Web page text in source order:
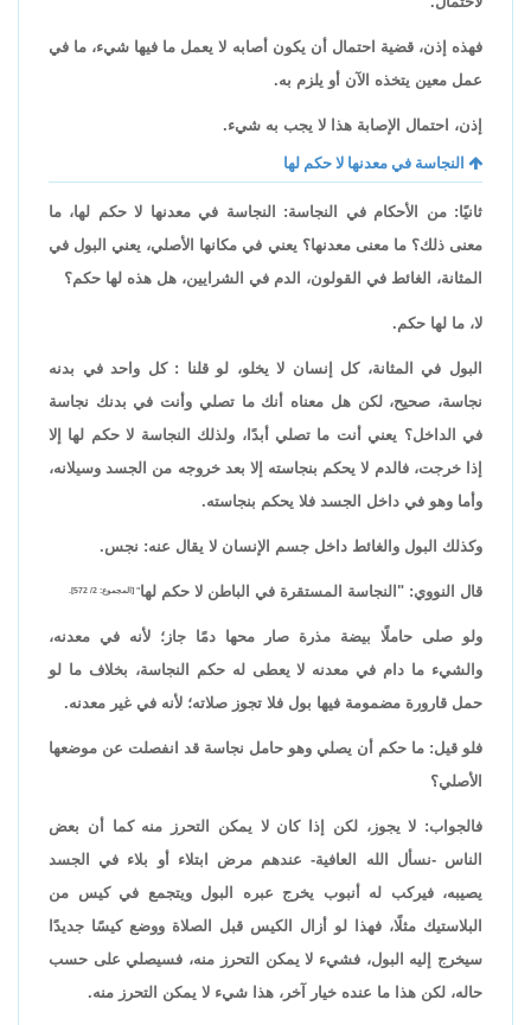
فهذه إذن، قضية احتمال أن يكون أصابه لا يعمل ما فيها شيء، ما في
عمل معين يتخذه الآن أو يلزم به.
إذن، احتمال الإصابة هذا لا يجب به شيء.
النجاسة في معدنها لا حكم لها
ثانيًا: من الأحكام في النجاسة: النجاسة في معدنها لا حكم لها، ما
معنى ذلك؟ ما معنى معدنها؟ يعني في مكانها الأصلي، يعني البول في
المثانة، الغائط في القولون، الدم في الشرايين، هل هذه لها حكم؟
لا، ما لها حكم.
البول في المثانة، كل إنسان لا يخلو، لو قلنا : كل واحد في بدنه
نجاسة، صحيح، لكن هل معناه أنك ما تصلي وأنت في بدنك نجاسة
في الداخل؟ يعني أنت ما تصلي أبدًا، ولذلك النجاسة لا حكم لها إلا
إذا خرجت، فالدم لا يحكم بنجاسته إلا بعد خروجه من الجسد وسيلانه،
وأما وهو في داخل الجسد فلا يحكم بنجاسته.
وكذلك البول والغائط داخل جسم الإنسان لا يقال عنه: نجس.
قال النووي: "النجاسة المستقرة في الباطن لا حكم لها" [المجموع: 2/ 572].
ولو صلى حاملًا بيضة مذرة صار محها دمًا جاز؛ لأنه في معدنه،
والشيء ما دام في معدنه لا يعطى له حكم النجاسة، بخلاف ما لو
حمل قارورة مضمومة فيها بول فلا تجوز صلاته؛ لأنه في غير معدنه.
فلو قيل: ما حكم أن يصلي وهو حامل نجاسة قد انفصلت عن موضعها
الأصلي؟
فالجواب: لا يجوز، لكن إذا كان لا يمكن التحرز منه كما أن بعض
الناس -نسأل الله العافية- عندهم مرض ابتلاء أو بلاء في الجسد
يصيبه، فيركب له أنبوب يخرج عبره البول ويتجمع في كيس من
البلاستيك مثلًا، فهذا لو أزال الكيس قبل الصلاة ووضع كيسًا جديدًا
سيخرج إليه البول، فشيء لا يمكن التحرز منه، فسيصلي على حسب
حاله، لكن هذا ما عنده خيار آخر، هذا شيء لا يمكن التحرز منه.